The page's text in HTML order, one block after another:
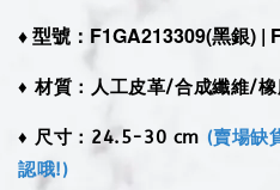
♦︎ 型號：F1GA213309(黑銀) |
♦︎ 材質：人工皮革/合成纖維/橡
♦︎ 尺寸：24.5-30 cm (賣場缺
認哦!)